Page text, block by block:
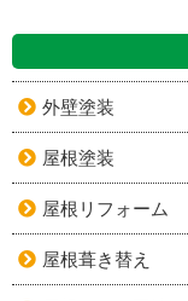
外壁塗装
屋根塗装
屋根リフォーム
屋根葺き替え